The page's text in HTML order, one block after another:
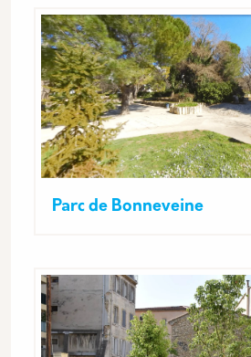
Parc de Bonneveine